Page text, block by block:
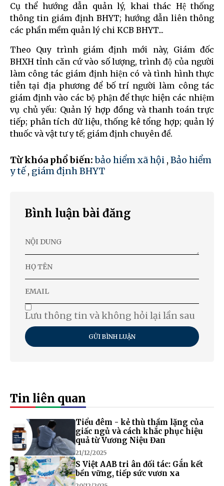
Cụ thể hướng dẫn quản lý, khai thác Hệ thống
thông tin giám định BHYT; hướng dẫn liên thông
các phần mềm quản lý chi KCB BHYT...
Theo Quy trình giám định mới này, Giám đốc
BHXH tỉnh căn cứ vào số lượng, trình độ của người
làm công tác giám định hiện có và tình hình thực
tiễn tại địa phương để bố trí người làm công tác
giám định vào các bộ phận để thực hiện các nhiệm
vụ chủ yếu: Quản lý hợp đồng và thanh toán trực
tiếp; phân tích dữ liệu, thống kê tổng hợp; quản lý
thuốc và vật tư y tế; giám định chuyên đề.
Từ khóa phổ biến:bảo hiểm xã hội , Bảo hiểm
y tế, giám định BHYT
Bình luận bài đăng
Lưu thông tin và không hỏi lại lần sau
GỬI BÌNH LUẬN
Tin liên quan
Tiểu đêm - kẻ thù thầm lặng của
giấc ngủ và cách khắc phục hiệu
quả từ Vương Niệu Đan
21/12/2025
S Việt AAB tri ân đối tác: Gắn kết
bền vững, tiếp sức vươn xa